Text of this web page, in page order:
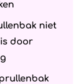
niet
door